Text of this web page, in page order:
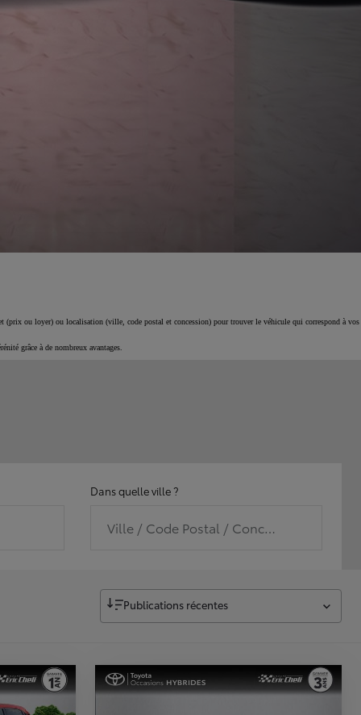
(prix ou loyer) ou localisation (ville, code postal et concession) pour trouver le véhicule qui correspond à vos
grâce à de nombreux avantages.
Dans quelle ville ?
Ville / Code Postal / Concession
Publications récentes